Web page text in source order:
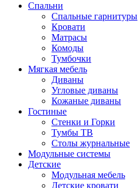
Спальни
Спальные гарнитуры
Кровати
Матрасы
Комоды
Тумбочки
Мягкая мебель
Диваны
Угловые диваны
Кожаные диваны
Гостиные
Стенки и Горки
Тумбы ТВ
Столы журнальные
Модульные системы
Детские
Модульная мебель
Детские кровати